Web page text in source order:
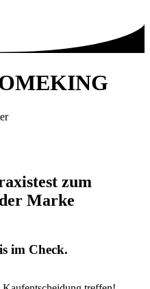
zum
der Marke
im Check.